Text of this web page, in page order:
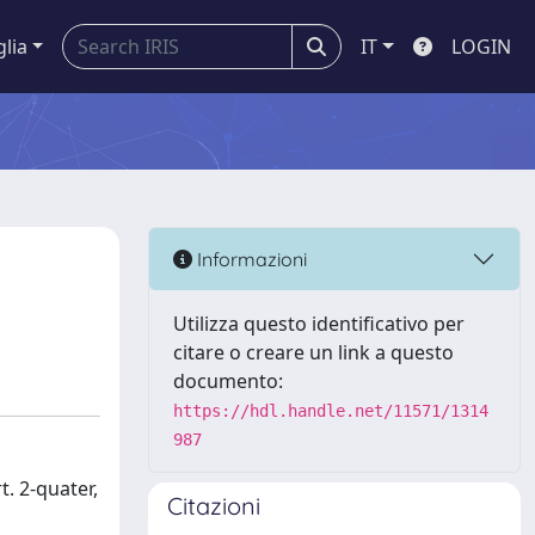
IT LOGIN
2-quater,
Informazioni
Utilizza questo identificativo per
citare o creare un link a questo
documento:
https://hdl.handle.net/11571/1314
987
Citazioni